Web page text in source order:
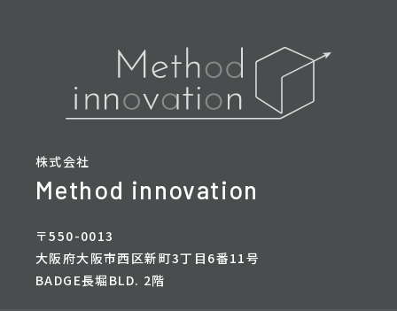
株式会社
Method innovation
〒550-0013
大阪府大阪市西区新町3丁目6番11号
BADGE長堀BLD. 2階